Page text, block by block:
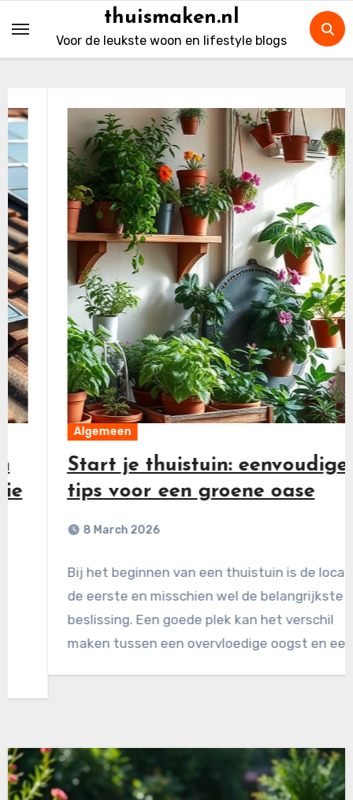
content
thuismaken.nl
Voor de leukste woon en lifestyle blogs
Algemeen
Start je thuistuin: eenvoudige
tips voor een groene oase
8 March 2026
Bij het beginnen van een thuistuin is de locatie
de eerste en misschien wel de belangrijkste
beslissing. Een goede plek kan het verschil
maken tussen een overvloedige oogst en een…